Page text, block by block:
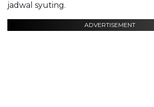
jadwal syuting.
ADVERTISEMENT